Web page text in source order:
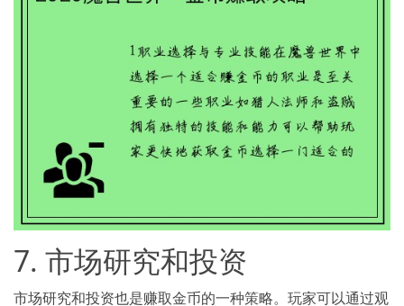
7. 市场研究和投资
市场研究和投资也是赚取金币的一种策略。玩家可以通过观